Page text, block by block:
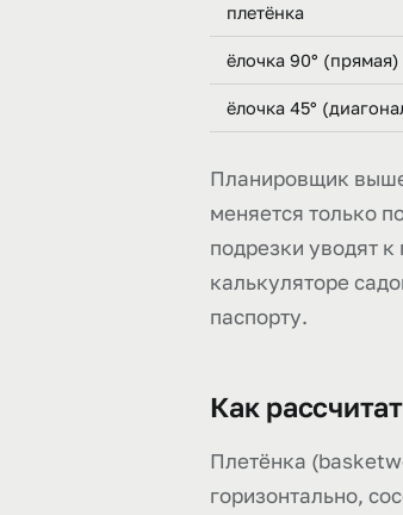
плетёнка
ёлочка 90° (прямая)
ёлочка 45°
Планировщик выше
меняется только
подрезки уводят
калькуляторе
паспорту.
Как
Плетёнка
горизонтально,